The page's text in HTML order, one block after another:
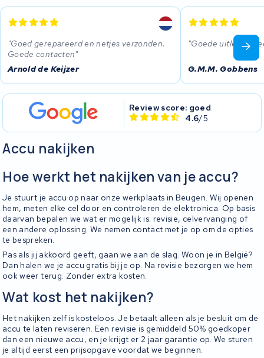
Goed gerepareerd en netjes verzonden.
Goede contacten
Arnold de Keijzer
Goede uitleg, en
G.M.M. Gobbens
Review score: goed
4.6/5
Accu nakijken
Hoe werkt het nakijken van je accu?
Je stuurt je accu op naar onze werkplaats in Beugen. Wij openen
hem, meten elke cel door en controleren de elektronica. Op basis
daarvan bepalen we wat er mogelijk is: revisie, celvervanging of
een andere oplossing. We nemen contact met je op om de opties
te bespreken.
Pas als jij akkoord geeft, gaan we aan de slag. Woon je in België?
Dan halen we je accu gratis bij je op. Na revisie bezorgen we hem
ook weer terug. Zonder extra kosten.
Wat kost het nakijken?
Het nakijken zelf is kosteloos. Je betaalt alleen als je besluit om de
accu te laten reviseren. Een revisie is gemiddeld 50% goedkoper
dan een nieuwe accu, en je krijgt er 2 jaar garantie op. We sturen
je altijd eerst een prijsopgave voordat we beginnen.